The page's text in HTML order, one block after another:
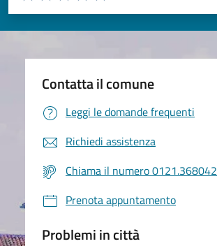
Valuta 5 stelle su 5
Valuta 4 stelle su 5
Valuta 3 stelle su 5
Valuta 2 stelle su 5
Valuta 1 stelle su 5
Contatta il comune
Leggi le domande frequenti
Richiedi assistenza
Chiama il numero 0121.368042
Prenota appuntamento
Problemi in città